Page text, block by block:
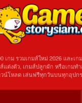
เกม รวมเกมส์ใหม่ 2026 และเ
ส์แต่งตัว, เกมส์ปลูกผัก หรือเกม
น์โหลด เล่นฟรีทุกวันบนทุกอุปก